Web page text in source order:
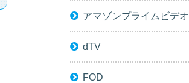
アマゾンプライムビデオ
dTV
FOD